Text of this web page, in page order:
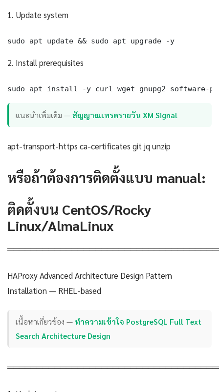
1. Update system
sudo apt update && sudo apt upgrade -y
2. Install prerequisites
sudo apt install -y curl wget gnupg2 software-
แนะนำเพิ่มเติม —สัญญาณเทรดรายวัน XM Signal
apt-transport-https ca-certificates git jq unzip
หรือถ้าต้องการติดตั้งแบบ manual:
ติดตั้งบน CentOS/Rocky
Linux/AlmaLinux
HAProxy Advanced Architecture Design Pattern
Installation — RHEL-based
เนื้อหาเกี่ยวข้อง — ทำความเข้าใจ PostgreSQL Full Text
Search Architecture Design